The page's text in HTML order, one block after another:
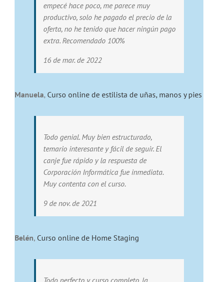
empecé hace poco, me parece muy
productivo, solo he pagado el precio de la
oferta, no he tenido que hacer ningún pago
extra. Recomendado 100%
16 de mar. de 2022
Manuela, Curso online de estilista de uñas, manos y pies
Todo genial. Muy bien estructurado,
temario interesante y fácil de seguir. El
canje fue rápido y la respuesta de
Corporación Informática fue inmediata.
Muy contenta con el curso.
9 de nov. de 2021
Belén, Curso online de Home Staging